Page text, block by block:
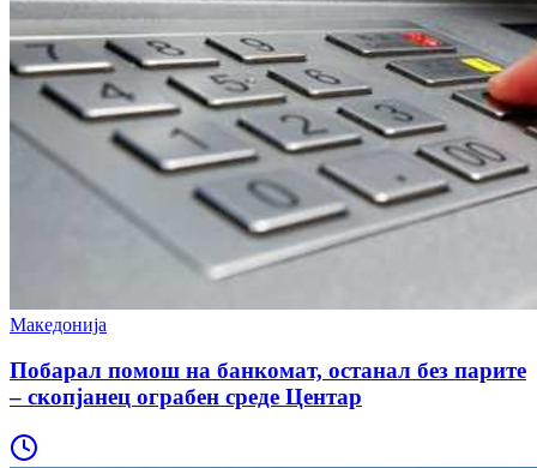
Македонија
Побарал помош на банкомат, останал без парите
– скопјанец ограбен среде Центар